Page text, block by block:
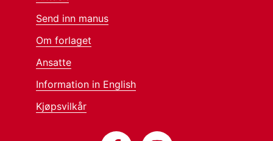
Send inn manus
Om forlaget
Ansatte
Information in English
Kjøpsvilkår